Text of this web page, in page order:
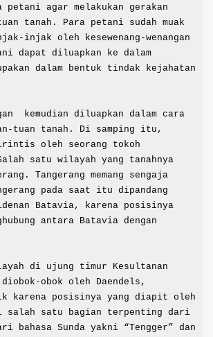
agar melakukan gerakan
tanah. Para petani sudah muak
injak oleh kesewenang-wenangan
dapat diluapkan ke dalam
dalam bentuk tindak kejahatan
tuan tanah. Di samping itu,
dirintis oleh seorang tokoh
satu wilayah yang tanahnya
Tangerang memang sengaja
pada saat itu dipandang
Batavia, karena posisinya
antara Batavia dengan
di ujung timur Kesultanan
obok oleh Daendels,
karena posisinya yang diapit oleh
salah satu bagian terpenting dari
Sunda yakni “Tengger” dan